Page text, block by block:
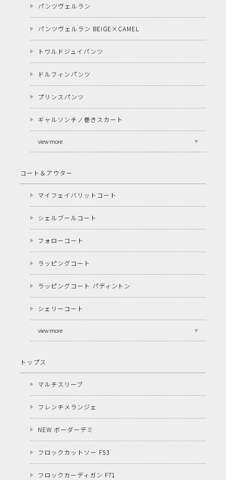
パンツヴェルラン
パンツヴェルラン BEIGE×CAMEL
トワルドジュイパンツ
ドルフィンパンツ
プリンスパンツ
ギャルソンチノ巻きスカート
view more
コート＆アウター
マイフェイバリットコート
シェルブールコート
フォローコート
ラッピングコート
ラッピングコート パディントン
シェリーコート
view more
トップス
マルチスリーブ
フレンチメランジェ
NEW ボーダーデミ
フロックカットソー F53
フロックカーディガン F71